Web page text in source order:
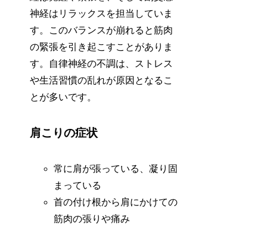
神経はリラックスを担当していま
す。このバランスが崩れると筋肉
の緊張を引き起こすことがありま
す。自律神経の不調は、ストレス
や生活習慣の乱れが原因となるこ
とが多いです。
肩こりの症状
常に肩が張っている、凝り固
まっている
首の付け根から肩にかけての
筋肉の張りや痛み